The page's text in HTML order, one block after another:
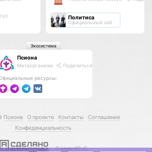
Политиса
Официальный хаб
Псиона
Метаорганизм Поделиться
ресурсы:
Экосистема
Псиона О проекте Контакты
Соглашение
Конфиденциальность
С нами КО 🕉️